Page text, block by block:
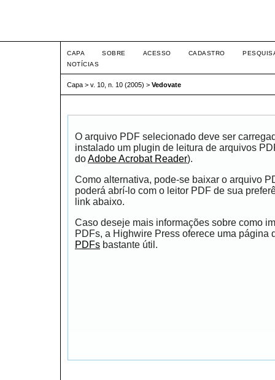
CAPA SOBRE ACESSO CADASTRO
NOTÍCIAS
Capa > v. 10, n. 10 (2005) > Vedovate
O arquivo PDF selecionado deve ser
instalado um plugin de leitura de arquivos
doAdobe Acrobat Reader).
Como alternativa, pode-se baixar o arquivo
poderá abrí-lo com o leitor PDF de sua
link abaixo.
Caso deseje mais informações sobre como
PDFs, a Highwire Press oferece uma página
PDFs bastante útil.